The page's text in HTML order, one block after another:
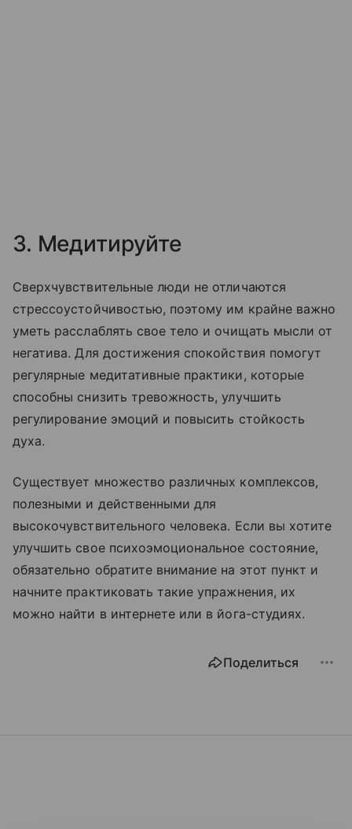
3. Медитируйте
Сверхчувствительные люди не отличаются
стрессоустойчивостью, поэтому им крайне важно
уметь расслаблять свое тело и очищать мысли от
негатива. Для достижения спокойствия помогут
регулярные медитативные практики, которые
способны снизить тревожность, улучшить
регулирование эмоций и повысить стойкость
духа.
Существует множество различных комплексов,
полезными и действенными для
высокочувствительного человека. Если вы хотите
улучшить свое психоэмоциональное состояние,
обязательно обратите внимание на этот пункт и
начните практиковать такие упражнения, их
можно найти в интернете или в йога-студиях.
Поделиться